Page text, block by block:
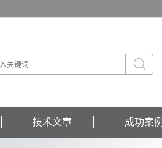
技术文章 成功案例